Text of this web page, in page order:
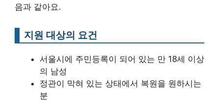
음과 같아요.
지원 대상의 요건
서울시에 주민등록이 되어 있는 만 18세 이상
의 남성
정관이 막혀 있는 상태에서 복원을 원하시는
분